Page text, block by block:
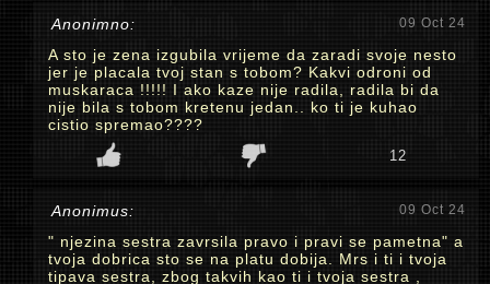
Anonimno: 09 Oct 24
A sto je zena izgubila vrijeme da zaradi svoje nesto
jer je placala tvoj stan s tobom? Kakvi odroni od
muskaraca !!!!! I ako kaze nije radila, radila bi da
nije bila s tobom kretenu jedan.. ko ti je kuhao
cistio spremao????
12
Anonimus: 09 Oct 24
" njezina sestra zavrsila pravo i pravi se pametna" a
tvoja dobrica sto se na platu dobija. Mrs i ti i tvoja
tipava sestra, zbog takvih kao ti i tvoja sestra ,